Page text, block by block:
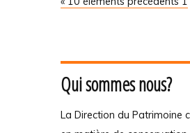
Qui sommes nous?
La Direction du Patrimoine